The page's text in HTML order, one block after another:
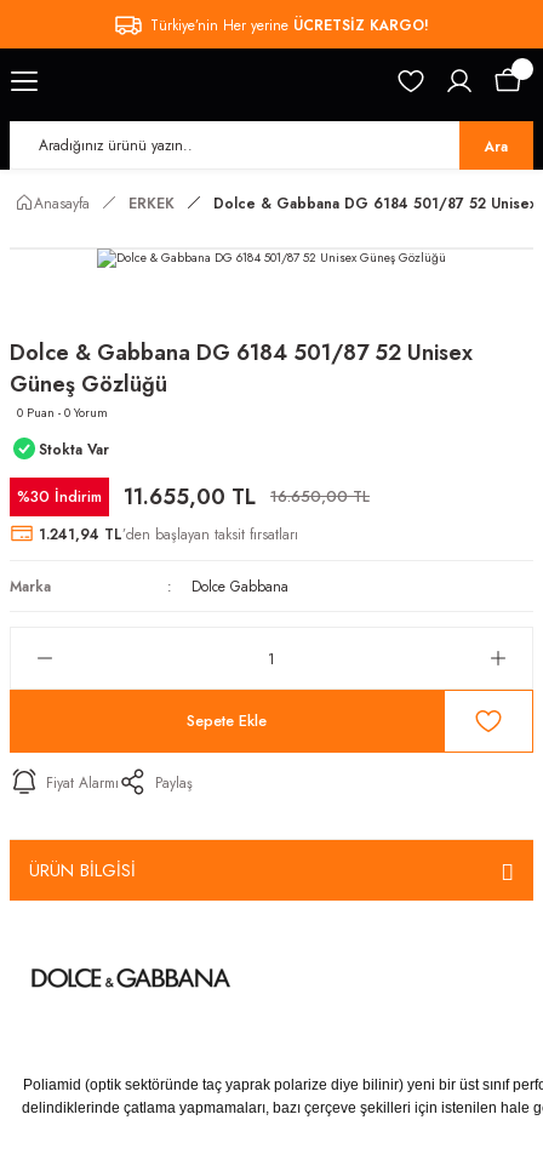
Türkiye’nin Her yerine ÜCRETSİZ KARGO!
Ara
Anasayfa ERKEK Dolce & Gabbana DG 6184 501/87 52
Dolce & Gabbana DG 6184 501/87 52 Unisex
Güneş Gözlüğü
0 Puan - 0 Yorum
Stokta Var
%30 İndirim 11.655,00 TL 16.650,00 TL
1.241,94 TL’den başlayan taksit fırsatları
Marka Dolce Gabbana
Sepete Ekle
Fiyat Alarmı Paylaş
ÜRÜN BİLGİSİ
Poliamid (optik sektöründe taç yaprak polarize diye bilinir) yeni bir üst sınıf
delindiklerinde çatlama yapmamaları, bazı çerçeve şekilleri için istenilen hale